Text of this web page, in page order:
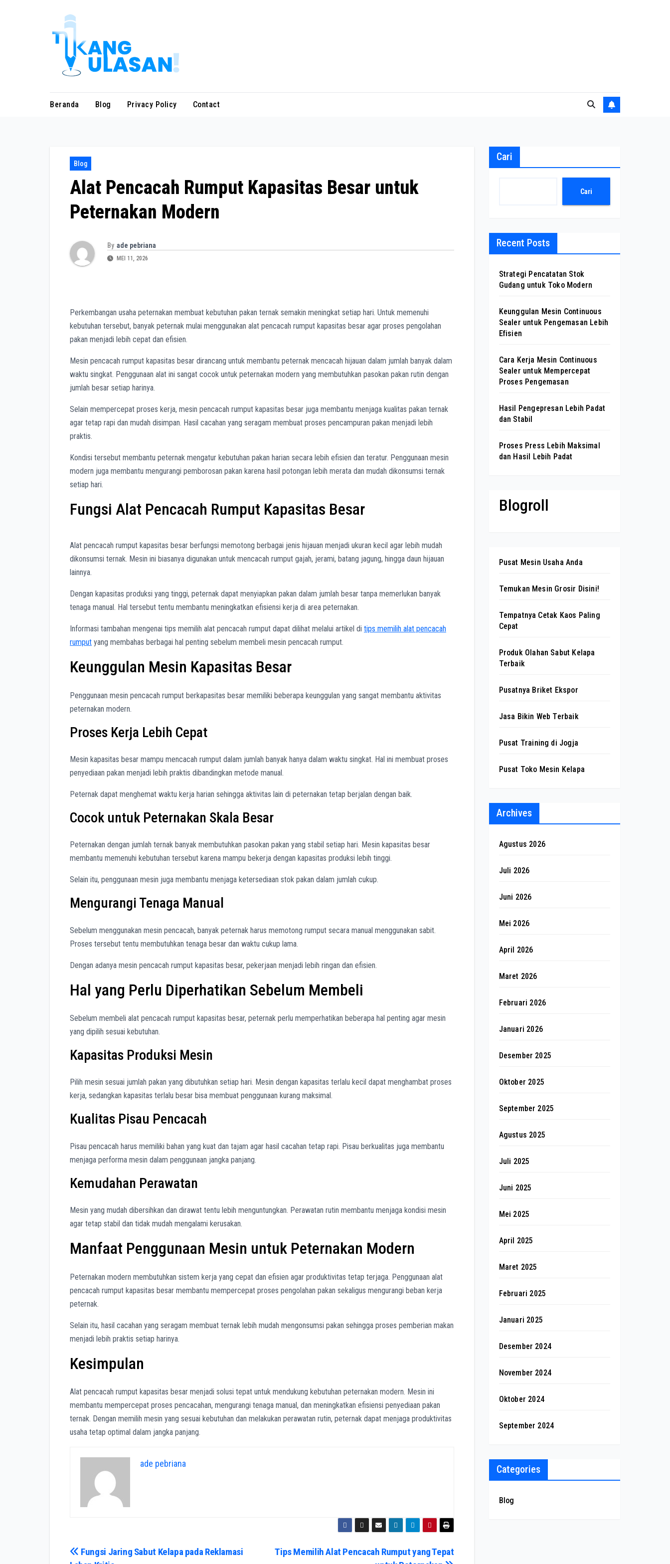
Beranda Blog Privacy Policy Contact
Blog
Alat Pencacah Rumput Kapasitas Besar untuk
Peternakan Modern
By ade pebriana
MEI 11, 2026
Perkembangan usaha peternakan membuat kebutuhan pakan ternak semakin meningkat setiap hari. Untuk memenuhi
kebutuhan tersebut, banyak peternak mulai menggunakan alat pencacah rumput kapasitas besar agar proses pengolahan
pakan menjadi lebih cepat dan efisien.
Mesin pencacah rumput kapasitas besar dirancang untuk membantu peternak mencacah hijauan dalam jumlah banyak dalam
waktu singkat. Penggunaan alat ini sangat cocok untuk peternakan modern yang membutuhkan pasokan pakan rutin dengan
jumlah besar setiap harinya.
Selain mempercepat proses kerja, mesin pencacah rumput kapasitas besar juga membantu menjaga kualitas pakan ternak
agar tetap rapi dan mudah disimpan. Hasil cacahan yang seragam membuat proses pencampuran pakan menjadi lebih
praktis.
Kondisi tersebut membantu peternak mengatur kebutuhan pakan harian secara lebih efisien dan teratur. Penggunaan mesin
modern juga membantu mengurangi pemborosan pakan karena hasil potongan lebih merata dan mudah dikonsumsi ternak
setiap hari.
Fungsi Alat Pencacah Rumput Kapasitas Besar
Alat pencacah rumput kapasitas besar berfungsi memotong berbagai jenis hijauan menjadi ukuran kecil agar lebih mudah
dikonsumsi ternak. Mesin ini biasanya digunakan untuk mencacah rumput gajah, jerami, batang jagung, hingga daun hijauan
lainnya.
Dengan kapasitas produksi yang tinggi, peternak dapat menyiapkan pakan dalam jumlah besar tanpa memerlukan banyak
tenaga manual. Hal tersebut tentu membantu meningkatkan efisiensi kerja di area peternakan.
Informasi tambahan mengenai tips memilih alat pencacah rumput dapat dilihat melalui artikel di tips memilih alat pencacah
rumput yang membahas berbagai hal penting sebelum membeli mesin pencacah rumput.
Keunggulan Mesin Kapasitas Besar
Penggunaan mesin pencacah rumput berkapasitas besar memiliki beberapa keunggulan yang sangat membantu aktivitas
peternakan modern.
Proses Kerja Lebih Cepat
Mesin kapasitas besar mampu mencacah rumput dalam jumlah banyak hanya dalam waktu singkat. Hal ini membuat proses
penyediaan pakan menjadi lebih praktis dibandingkan metode manual.
Peternak dapat menghemat waktu kerja harian sehingga aktivitas lain di peternakan tetap berjalan dengan baik.
Cocok untuk Peternakan Skala Besar
Peternakan dengan jumlah ternak banyak membutuhkan pasokan pakan yang stabil setiap hari. Mesin kapasitas besar
membantu memenuhi kebutuhan tersebut karena mampu bekerja dengan kapasitas produksi lebih tinggi.
Selain itu, penggunaan mesin juga membantu menjaga ketersediaan stok pakan dalam jumlah cukup.
Mengurangi Tenaga Manual
Sebelum menggunakan mesin pencacah, banyak peternak harus memotong rumput secara manual menggunakan sabit.
Proses tersebut tentu membutuhkan tenaga besar dan waktu cukup lama.
Dengan adanya mesin pencacah rumput kapasitas besar, pekerjaan menjadi lebih ringan dan efisien.
Hal yang Perlu Diperhatikan Sebelum Membeli
Sebelum membeli alat pencacah rumput kapasitas besar, peternak perlu memperhatikan beberapa hal penting agar mesin
yang dipilih sesuai kebutuhan.
Kapasitas Produksi Mesin
Pilih mesin sesuai jumlah pakan yang dibutuhkan setiap hari. Mesin dengan kapasitas terlalu kecil dapat menghambat proses
kerja, sedangkan kapasitas terlalu besar bisa membuat penggunaan kurang maksimal.
Kualitas Pisau Pencacah
Pisau pencacah harus memiliki bahan yang kuat dan tajam agar hasil cacahan tetap rapi. Pisau berkualitas juga membantu
menjaga performa mesin dalam penggunaan jangka panjang.
Kemudahan Perawatan
Mesin yang mudah dibersihkan dan dirawat tentu lebih menguntungkan. Perawatan rutin membantu menjaga kondisi mesin
agar tetap stabil dan tidak mudah mengalami kerusakan.
Manfaat Penggunaan Mesin untuk Peternakan Modern
Peternakan modern membutuhkan sistem kerja yang cepat dan efisien agar produktivitas tetap terjaga. Penggunaan alat
pencacah rumput kapasitas besar membantu mempercepat proses pengolahan pakan sekaligus mengurangi beban kerja
peternak.
Selain itu, hasil cacahan yang seragam membuat ternak lebih mudah mengonsumsi pakan sehingga proses pemberian makan
menjadi lebih praktis setiap harinya.
Kesimpulan
Alat pencacah rumput kapasitas besar menjadi solusi tepat untuk mendukung kebutuhan peternakan modern. Mesin ini
membantu mempercepat proses pencacahan, mengurangi tenaga manual, dan meningkatkan efisiensi penyediaan pakan
ternak. Dengan memilih mesin yang sesuai kebutuhan dan melakukan perawatan rutin, peternak dapat menjaga produktivitas
usaha tetap optimal dalam jangka panjang.
ade pebriana
Navigasi
Tips Memilih Alat Pencacah Rumput yang Tepat
Fungsi Jaring Sabut Kelapa pada Reklamasi
Cari
Cari
Recent Posts
Strategi Pencatatan Stok
Gudang untuk Toko Modern
Keunggulan Mesin Continuous
Sealer untuk Pengemasan Lebih
Efisien
Cara Kerja Mesin Continuous
Sealer untuk Mempercepat
Proses Pengemasan
Hasil Pengepresan Lebih Padat
dan Stabil
Proses Press Lebih Maksimal
dan Hasil Lebih Padat
Blogroll
Pusat Mesin Usaha Anda
Temukan Mesin Grosir Disini!
Tempatnya Cetak Kaos Paling
Cepat
Produk Olahan Sabut Kelapa
Terbaik
Pusatnya Briket Ekspor
Jasa Bikin Web Terbaik
Pusat Training di Jogja
Pusat Toko Mesin Kelapa
Archives
Agustus 2026
Juli 2026
Juni 2026
Mei 2026
April 2026
Maret 2026
Februari 2026
Januari 2026
Desember 2025
Oktober 2025
September 2025
Agustus 2025
Juli 2025
Juni 2025
Mei 2025
April 2025
Maret 2025
Februari 2025
Januari 2025
Desember 2024
November 2024
Oktober 2024
September 2024
Categories
Blog